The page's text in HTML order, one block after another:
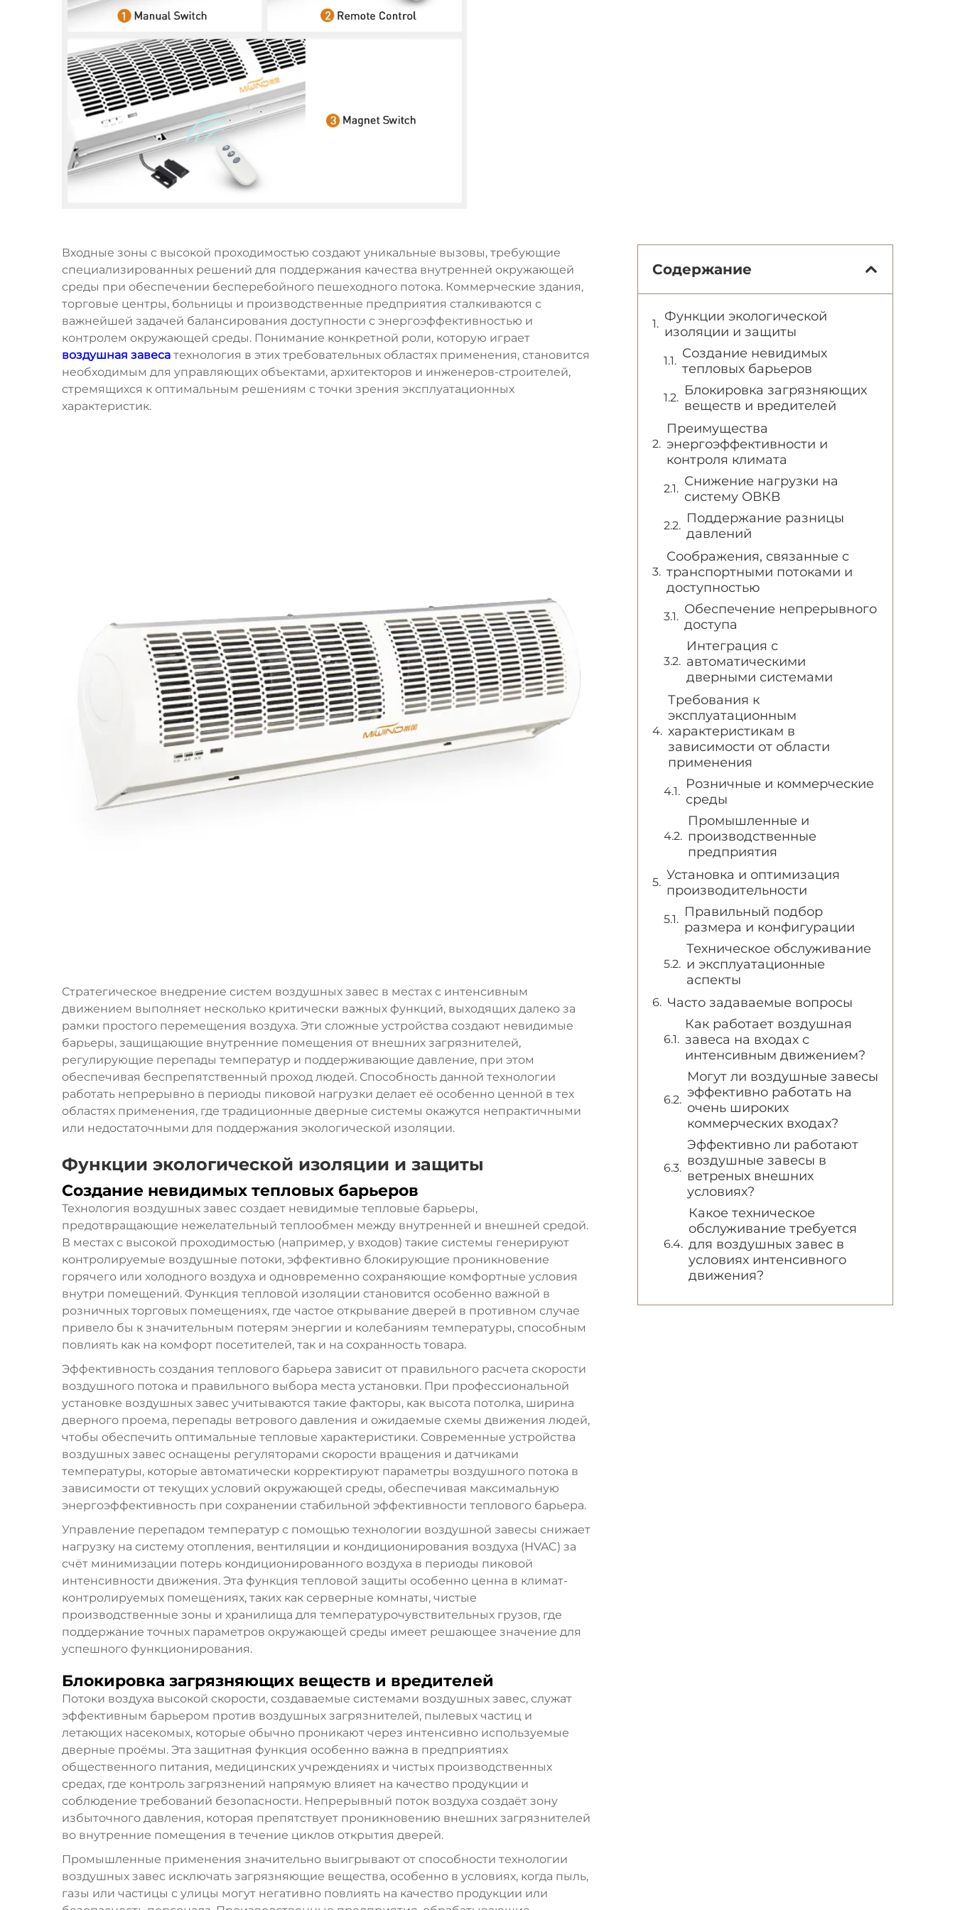
Входные зоны с высокой проходимостью создают уникальные вызовы, требующие
специализированных решений для поддержания качества внутренней окружающей
среды при обеспечении бесперебойного пешеходного потока. Коммерческие здания,
торговые центры, больницы и производственные предприятия сталкиваются с
важнейшей задачей балансирования доступности с энергоэффективностью и
контролем окружающей среды. Понимание конкретной роли, которую играет
воздушная завеса технология в этих требовательных областях применения, становится
необходимым для управляющих объектами, архитекторов и инженеров-строителей,
стремящихся к оптимальным решениям с точки зрения эксплуатационных
характеристик.
Стратегическое внедрение систем воздушных завес в местах с интенсивным
движением выполняет несколько критически важных функций, выходящих далеко за
рамки простого перемещения воздуха. Эти сложные устройства создают невидимые
барьеры, защищающие внутренние помещения от внешних загрязнителей,
регулирующие перепады температур и поддерживающие давление, при этом
обеспечивая беспрепятственный проход людей. Способность данной технологии
работать непрерывно в периоды пиковой нагрузки делает её особенно ценной в тех
областях применения, где традиционные дверные системы окажутся непрактичными
или недостаточными для поддержания экологической изоляции.
Функции экологической изоляции и защиты
Создание невидимых тепловых барьеров
Технология воздушных завес создает невидимые тепловые барьеры,
предотвращающие нежелательный теплообмен между внутренней и внешней средой.
В местах с высокой проходимостью (например, у входов) такие системы генерируют
контролируемые воздушные потоки, эффективно блокирующие проникновение
горячего или холодного воздуха и одновременно сохраняющие комфортные условия
внутри помещений. Функция тепловой изоляции становится особенно важной в
розничных торговых помещениях, где частое открывание дверей в противном случае
привело бы к значительным потерям энергии и колебаниям температуры, способным
повлиять как на комфорт посетителей, так и на сохранность товара.
Эффективность создания теплового барьера зависит от правильного расчета скорости
воздушного потока и правильного выбора места установки. При профессиональной
установке воздушных завес учитываются такие факторы, как высота потолка, ширина
дверного проема, перепады ветрового давления и ожидаемые схемы движения людей,
чтобы обеспечить оптимальные тепловые характеристики. Современные устройства
воздушных завес оснащены регуляторами скорости вращения и датчиками
температуры, которые автоматически корректируют параметры воздушного потока в
зависимости от текущих условий окружающей среды, обеспечивая максимальную
энергоэффективность при сохранении стабильной эффективности теплового барьера.
Управление перепадом температур с помощью технологии воздушной завесы снижает
нагрузку на систему отопления, вентиляции и кондиционирования воздуха (HVAC) за
счёт минимизации потерь кондиционированного воздуха в периоды пиковой
интенсивности движения. Эта функция тепловой защиты особенно ценна в климат-
контролируемых помещениях, таких как серверные комнаты, чистые
производственные зоны и хранилища для температурочувствительных грузов, где
поддержание точных параметров окружающей среды имеет решающее значение для
успешного функционирования.
Блокировка загрязняющих веществ и вредителей
Потоки воздуха высокой скорости, создаваемые системами воздушных завес, служат
эффективным барьером против воздушных загрязнителей, пылевых частиц и
летающих насекомых, которые обычно проникают через интенсивно используемые
дверные проёмы. Эта защитная функция особенно важна в предприятиях
общественного питания, медицинских учреждениях и чистых производственных
средах, где контроль загрязнений напрямую влияет на качество продукции и
соблюдение требований безопасности. Непрерывный поток воздуха создаёт зону
избыточного давления, которая препятствует проникновению внешних загрязнителей
во внутренние помещения в течение циклов открытия дверей.
Промышленные применения значительно выигрывают от способности технологии
воздушных завес исключать загрязняющие вещества, особенно в условиях, когда пыль,
газы или частицы с улицы могут негативно повлиять на качество продукции или
Содержание
Функции экологической
изоляции и защиты
Создание невидимых
тепловых барьеров
Блокировка загрязняющих
веществ и вредителей
Преимущества
энергоэффективности и
контроля климата
Снижение нагрузки на
систему ОВКВ
Поддержание разницы
давлений
Соображения, связанные с
транспортными потоками и
доступностью
Обеспечение непрерывного
доступа
Интеграция с
автоматическими
дверными системами
Требования к
эксплуатационным
характеристикам в
зависимости от области
применения
Розничные и коммерческие
среды
Промышленные и
производственные
предприятия
Установка и оптимизация
производительности
Правильный подбор
размера и конфигурации
Техническое обслуживание
и эксплуатационные
аспекты
Часто задаваемые вопросы
Как работает воздушная
завеса на входах с
интенсивным движением?
Могут ли воздушные завесы
эффективно работать на
очень широких
коммерческих входах?
Эффективно ли работают
воздушные завесы в
ветреных внешних
условиях?
Какое техническое
обслуживание требуется
для воздушных завес в
условиях интенсивного
движения?